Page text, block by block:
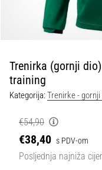
1. 7. 2025
1 min. čitanja
Play
for
More
Trenirka (gornji
training
Kategorija:Trenirke - gornji
€54,90
€38,40 s PDV-om
Posljednja najniža